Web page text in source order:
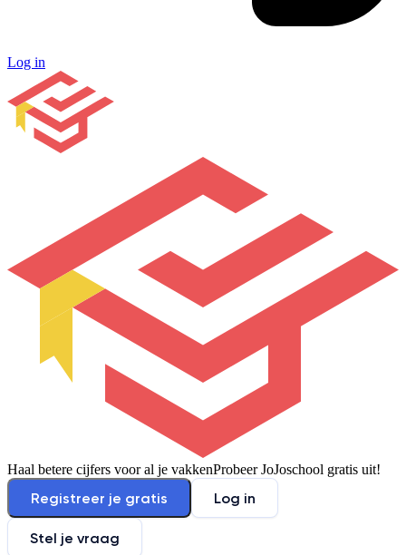
Log in
Haal betere cijfers voor al je vakkenProbeer JoJoschool gratis uit!
Registreer je gratis Log in
Stel je vraag